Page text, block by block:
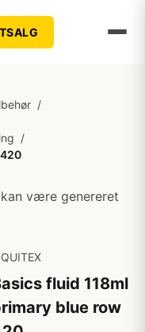
/
/
være genereret
fluid 118ml
blue row